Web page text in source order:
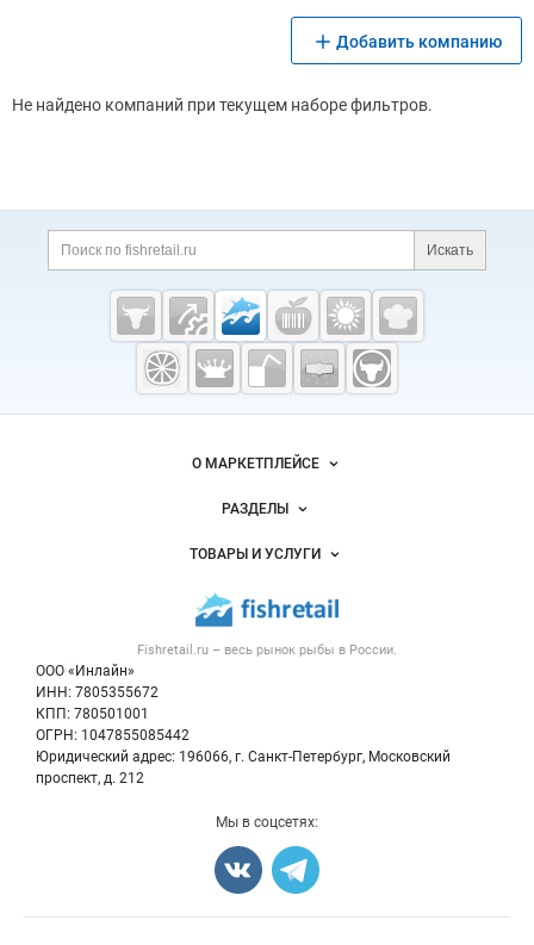
Добавить компанию
Не найдено компаний при текущем наборе фильтров.
Дополнительная информация
Поиск по сайту и
Искать
Cсылки на полезные проекты
Fishretail.ru —
рыба,
морепродукты
Важные разделы и контакты
Fishretail.ru – весь рынок рыбы в России.
ООО «Инлайн»
ИНН: 7805355672
КПП: 780501001
ОГРН: 1047855085442
Юридический адрес: 196066, г. Санкт-Петербург, Московский
проспект, д. 212
Навигация по сайтуО МАРКЕТПЛЕЙСЕ
Новости Fishretail.ru
Размещение рекламы
Публичная оферта
Контактная информация
Политика обработки персональных данных
РАЗДЕЛЫ
Объявления
Новости рынка
Блог
ТОВАРЫ И УСЛУГИ
Рыба
Икра
Мы в соцсетях: